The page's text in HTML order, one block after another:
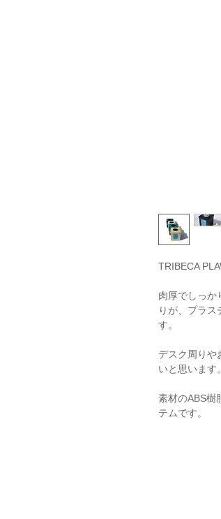
TRIBECA
肉厚でしっか
りが、プラ
す。
デスク周りや
いと思います。
素材のABS樹
テムです。